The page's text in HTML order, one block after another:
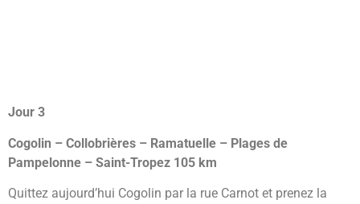
Jour 3
Cogolin – Collobrières – Ramatuelle – Plages de
Pampelonne – Saint-Tropez 105 km
Quittez aujourd’hui Cogolin par la rue Carnot et prenez la